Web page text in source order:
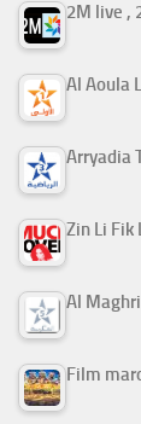
2M live ,
Al Aoula
Arryadia
Al